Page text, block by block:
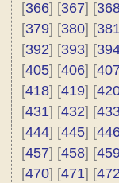
[366] [367] [
[379] [380] [
[392] [393] [
[405] [406] [
[418] [419] [
[431] [432] [
[444] [445] [
[457] [458] [
[470] [471] [